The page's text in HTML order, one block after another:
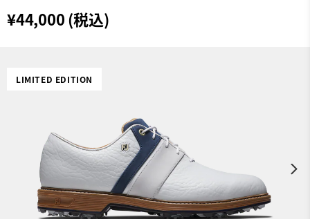
¥44,000 (税込)
LIMITED EDITION